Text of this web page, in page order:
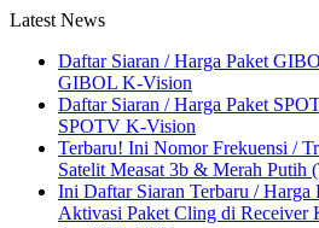
Latest News
Daftar Siaran / Harga Paket
GIBOL K-Vision
Daftar Siaran / Harga Paket
SPOTV K-Vision
Terbaru! Ini Nomor Frekuensi /
Satelit Measat 3b & Merah Putih
Ini Daftar Siaran Terbaru / Harga
Aktivasi Paket Cling di Receiver